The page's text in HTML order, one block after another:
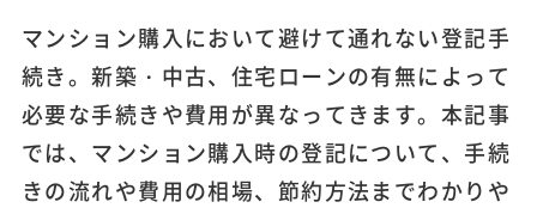
マンション購入において避けて通れない登記手
続き。新築・中古、住宅ローンの有無によって
必要な手続きや費用が異なってきます。本記事
では、マンション購入時の登記について、手続
きの流れや費用の相場、節約方法までわかりや